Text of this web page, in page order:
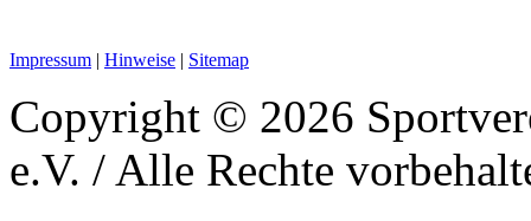
Impressum | Hinweise | Sitemap
Copyright © 2026
e.V. / Alle Rechte